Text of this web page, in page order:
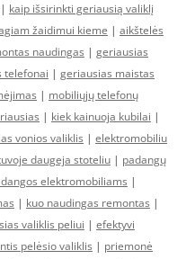
| kaip išsirinkti geriausią valiklį
žaidimui kieme | aikštelės
naudingas | geriausias
telefonai | geriausias maistas
| mobiliųjų telefonų
| kiek kainuoja kubilai |
vonios valiklis | elektromobiliu
daugeja stoteliu | padangų
elektromobiliams |
| kuo naudingas remontas |
valiklis peliui | efektyvi
pelėsio valiklis | priemonė